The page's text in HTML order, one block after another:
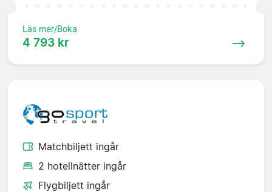
Läs mer/Boka
4 793 kr
Matchbiljett ingår
2 hotellnätter ingår
Flygbiljett ingår